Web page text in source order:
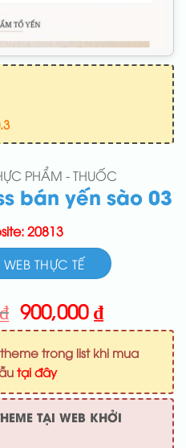
PHẨM - THUỐC
bán yến sào 03
20813
THỰC TẾ
Giá
gốc
là:
1,200,000 ₫.
900,000₫Giá
hiện
tại
900,000
trong list khi mua
tại đây
TẠI WEB KHỞI